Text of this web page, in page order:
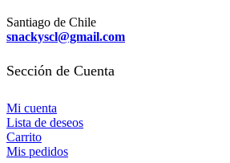
Santiago de Chile
snackyscl@gmail.com
Sección de Cuenta
Mi cuenta
Lista de deseos
Carrito
Mis pedidos